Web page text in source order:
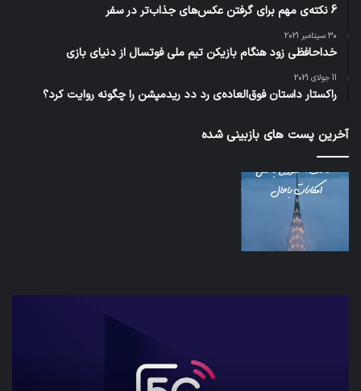
6 نکته‌ی مهم برای گرفتن عکس‌های جذاب‌تر در سفر
30 سپتامبر 2021
خداحافظی زود هنگام بازیکن تیم ملی فوتسال از دنیای بازی
11 جولای 2021
راکستار داستان فوق‌العاده‌ی رد دد ریدمپشن را چگونه روایت کرد؟
آخرین پست های بازبینی شده